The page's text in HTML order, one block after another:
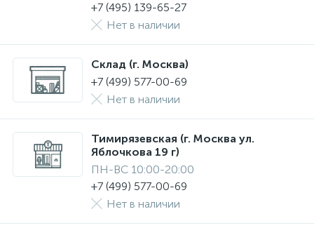
+7 (495) 139-65-27
Нет в наличии
Склад (г. Москва)
+7 (499) 577-00-69
Нет в наличии
Тимирязевская (г. Москва ул.
Яблочкова 19 г)
ПН-ВС 10:00-20:00
+7 (499) 577-00-69
Нет в наличии